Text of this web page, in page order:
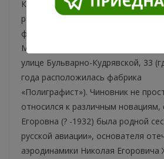
Когда все комплектующие были в
работы начались во дворе
фабричного инспектора
Микулина-старшего (1862-1919).
улице Бульварно-Кудрявской, 33
года расположилась фабрика
«Полиграфист»). Чиновник не
относился к различным
Егоровна (? -1932) была родной
русской авиации», основателя
аэродинамики Николая Егоровича